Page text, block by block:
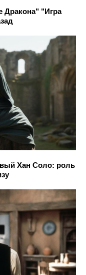
Дракона" "Игра
Хан Соло: роль